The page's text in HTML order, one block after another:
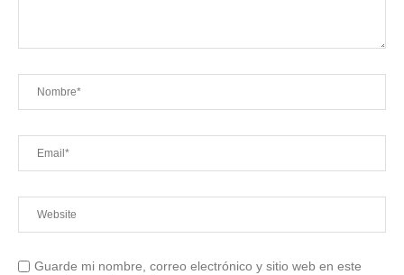
Guarde mi nombre, correo electrónico y sitio web en este